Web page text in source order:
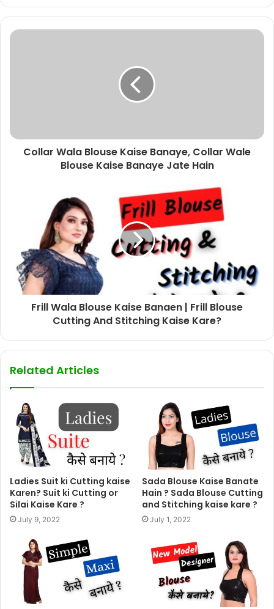
Collar Wala Blouse Kaise Banaye, Collar Wale
Blouse Kaise Banaye Jate Hain
Frill Wala Blouse Kaise Banaen | Frill Blouse
Cutting And Stitching Kaise Kare?
Related Articles
Ladies Suit ki Cutting kaise
Karen? Suit ki Cutting or
Silai Kaise Kare ?
July 9, 2022
Sada Blouse Kaise Banate
Hain ? Sada Blouse Cutting
and Stitching kaise kare ?
July 1, 2022